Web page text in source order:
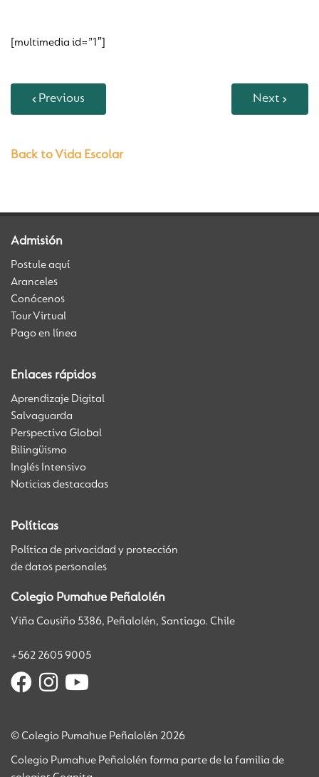
[multimedia id=”1″]
Previous Next
Back to Vida Escolar
Admisión
Postule aquí
Aranceles
Conócenos
Tour Virtual
Pago en línea
Enlaces rápidos
Aprendizaje Digital
Salvaguarda
Perspectiva Global
Bilingüismo
Inglés Intensivo
Noticias destacadas
Políticas
Política de privacidad y protección
de datos personales
Colegio Pumahue Peñalolén
Viña Cousiño 5386, Peñalolén, Santiago. Chile
+562 2605 9005
© Colegio Pumahue Peñalolén 2026
Colegio Pumahue Peñalolén forma parte de la familia de